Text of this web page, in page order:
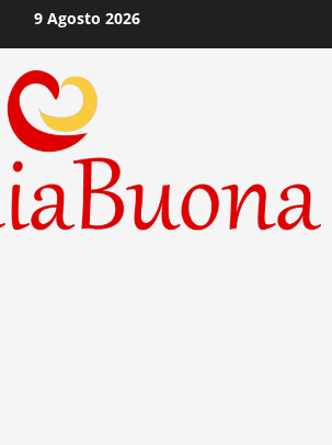
9 Agosto 2026